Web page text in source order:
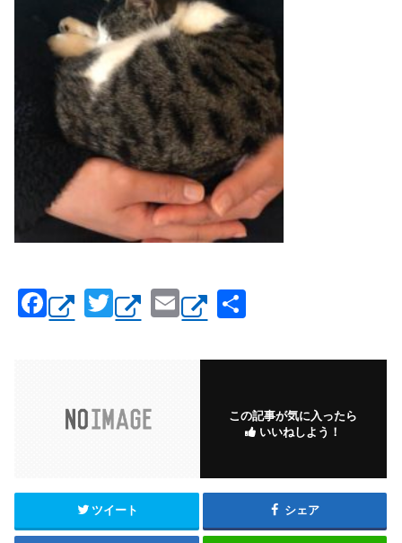
F
a
T
wi
E
m
ail
この記事が気に入ったら
いいねしよう！
ツイート シェア